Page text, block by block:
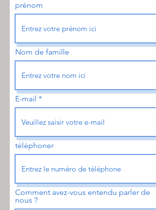
prénom
Nom de famille
E-mail
téléphoner
Comment avez-vous entendu parler de
nous ?